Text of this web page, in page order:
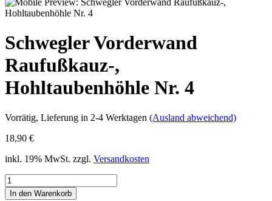
Schwegler Vorderwand
Raufußkauz-,
Hohltaubenhöhle Nr. 4
Vorrätig, Lieferung in 2-4 Werktagen (Ausland abweichend)
18,90 €
inkl. 19% MwSt. zzgl. Versandkosten